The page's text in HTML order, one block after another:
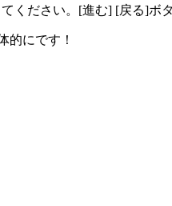
ださい。[進む] [戻る]ボ
的にです！